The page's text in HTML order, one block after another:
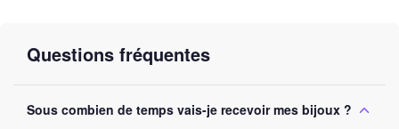
Questions fréquentes
Sous combien de temps vais-je recevoir mes bijoux ?